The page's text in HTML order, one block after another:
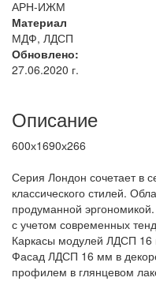
АРН-ИЖМ
Материал
МДФ, ЛДСП
Обновлено:
27.06.2020 г.
Описание
600х1690х266
Серия Лондон сочетает в
классического стилей.
продуманной
с учетом современных
Каркасы модулей ЛДСП 16
Фасад ЛДСП 16 мм в
профилем в глянцевом